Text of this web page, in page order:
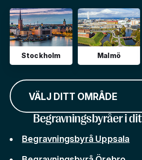
Stockholm Malmö
VÄLJ DITT OMRÅDE
Begravningsbyråer i
Begravningsbyrå Uppsala